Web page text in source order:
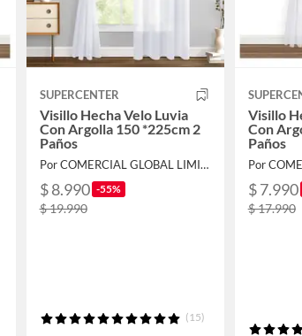
SUPERCENTER
Visillo Hecha Velo Luvia
Con Argolla 150 *225cm 2
Paños
Por COMERCIAL GLOBAL LIMITADA
$ 8.990 -55%
$ 19.990
(15)
Visillo
Con
Paños
$ 7.990
$ 17.990